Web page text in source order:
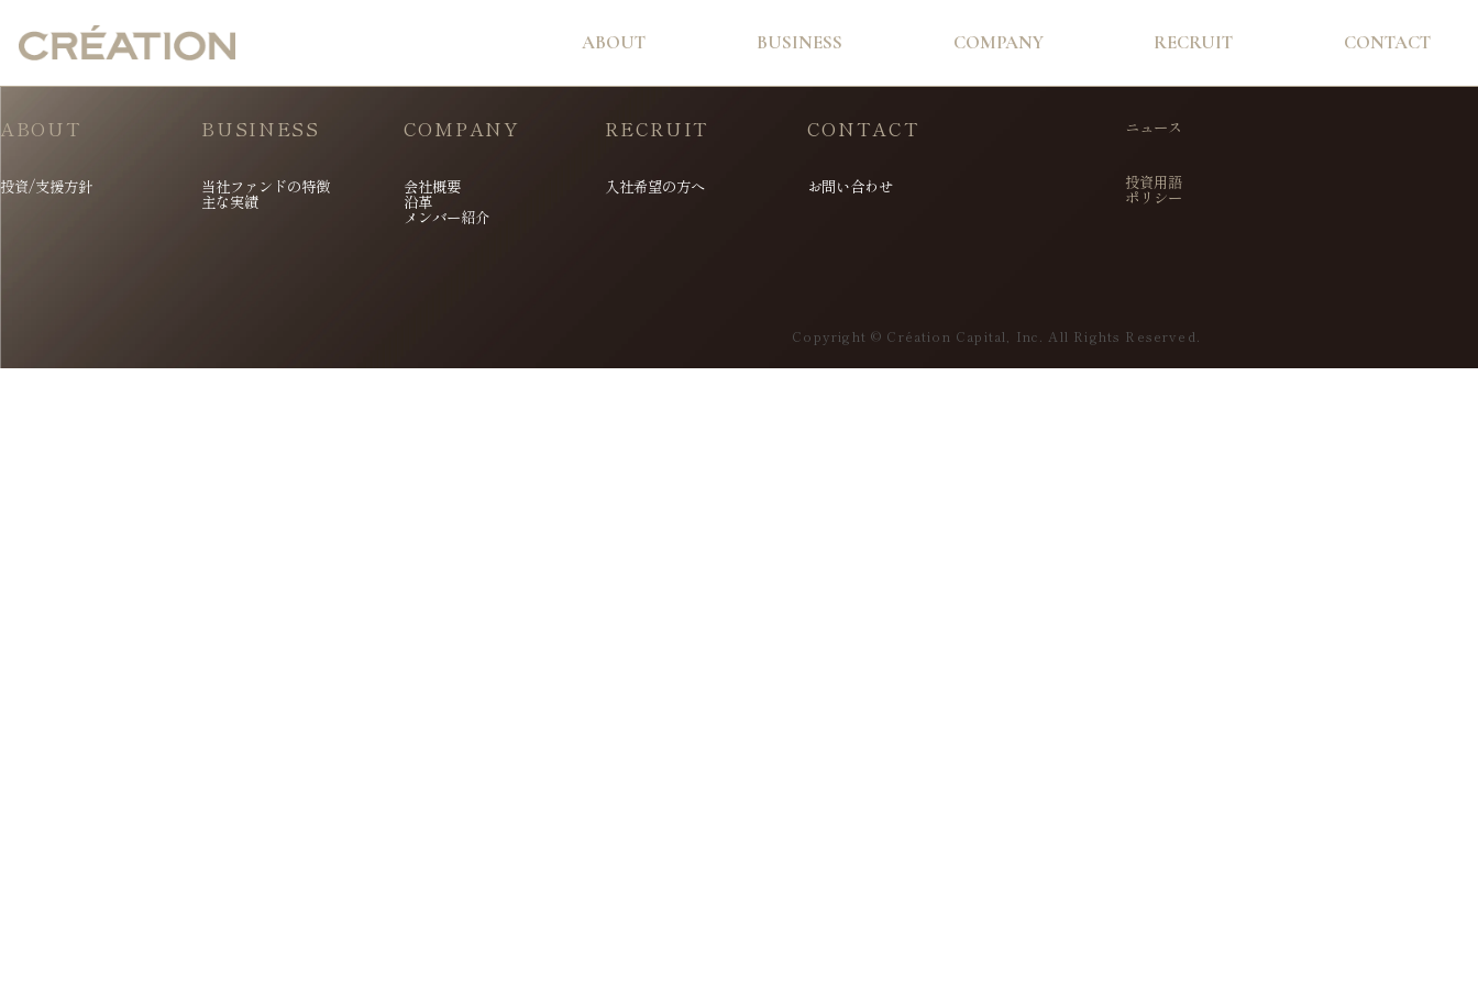
ABOUT BUSINESS COMPANY RECRUIT CONTACT
ABOUT
投資/支援方針
BUSINESS
当社ファンドの特徴
主な実績
COMPANY
会社概要
沿革
メンバー紹介
RECRUIT
入社希望の方へ
CONTACT
お問い合わせ
ニュース
投資用語
ポリシー
Copyright © Création Capital, Inc. All Rights Reserved.